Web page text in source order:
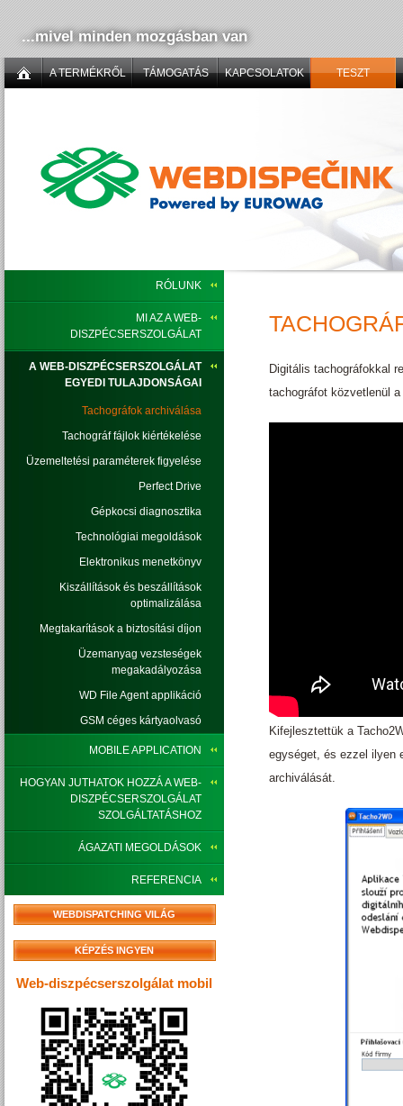
...mivel minden mozgásban van
A TERMÉKRŐL TÁMOGATÁS KAPCSOLATOK TESZT
RÓLUNK
MI AZ A WEB-
DISZPÉCSERSZOLGÁLAT
A WEB-DISZPÉCSERSZOLGÁLAT
EGYEDI TULAJDONSÁGAI
Tachográfok archiválása
Tachográf fájlok kiértékelése
Üzemeltetési paraméterek figyelése
Perfect Drive
Gépkocsi diagnosztika
Technológiai megoldások
Elektronikus menetkönyv
Kiszállítások és beszállítások
optimalizálása
Megtakarítások a biztosítási díjon
Üzemanyag vezsteségek
megakadályozása
WD File Agent applikáció
GSM céges kártyaolvasó
MOBILE APPLICATION
HOGYAN JUTHATOK HOZZÁ A WEB-
DISZPÉCSERSZOLGÁLAT
SZOLGÁLTATÁSHOZ
ÁGAZATI MEGOLDÁSOK
REFERENCIA
WEBDISPATCHING VILÁG
KÉPZÉS INGYEN
Web-diszpécserszolgálat mobil
Digitális tachográfokkal
tachográfot közvetlenül
Kifejlesztettük a
egységet, és ezzel ilyen
archiválását.